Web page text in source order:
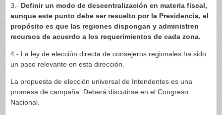
3.- Definir un modo de descentralización en materia fiscal,
aunque este punto debe ser resuelto por la Presidencia, el
propósito es que las regiones dispongan y administren
recursos de acuerdo a los requerimientos de cada zona.
4.- La ley de elección directa de consejeros regionales ha sido
un paso relevante en esta dirección.
La propuesta de elección universal de Intendentes es una
promesa de campaña. Deberá discutirse en el Congreso
Nacional.